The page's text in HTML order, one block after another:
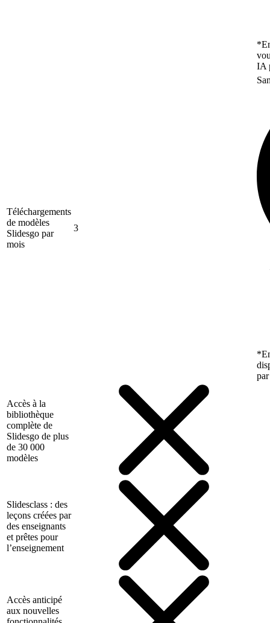
IA
Téléchargements
de modèles
Slidesgo par
mois
3
Accès à la
bibliothèque
complète de
Slidesgo de plus
de 30 000
modèles
Slidesclass : des
leçons créées par
des enseignants
et prêtes pour
l’enseignement
Accès anticipé
aux nouvelles